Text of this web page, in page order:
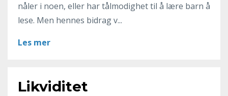
nåler i noen, eller har tålmodighet til å lære barn å
lese. Men hennes bidrag v...
Les mer
Likviditet